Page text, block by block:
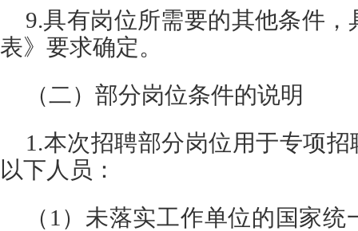
9.具有岗位所需要的其他条件
表》要求确定。
（二）部分岗位条件的说明
1.本次招聘部分岗位用于专项
以下人员：
（1）未落实工作单位的国家